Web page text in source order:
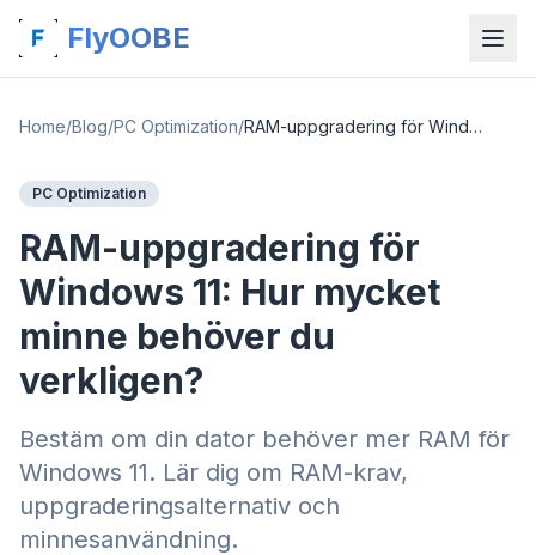
FlyOOBE
Home/Blog/PC Optimization/ RAM-uppgradering för Windows 11: Hur mycket minne behöver du verkligen?
PC Optimization
RAM-uppgradering för
Windows 11: Hur mycket
minne behöver du
verkligen?
Bestäm om din dator behöver mer RAM för
Windows 11. Lär dig om RAM-krav,
uppgraderingsalternativ och
minnesanvändning.